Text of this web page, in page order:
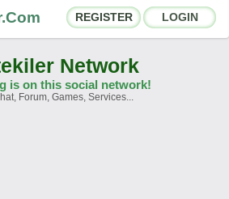
REGISTER LOGIN
Network
is on this social network!
Forum, Games, Services...